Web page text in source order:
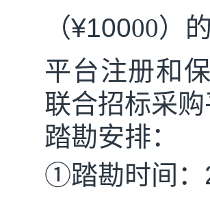
（¥10000）
平台注册和
联合招标采
踏勘安排：
①踏勘时间：